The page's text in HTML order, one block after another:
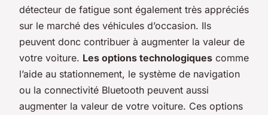
détecteur de fatigue sont également très appréciés
sur le marché des véhicules d’occasion. Ils
peuvent donc contribuer à augmenter la valeur de
votre voiture. Les options technologiques comme
l’aide au stationnement, le système de navigation
ou la connectivité Bluetooth peuvent aussi
augmenter la valeur de votre voiture. Ces options